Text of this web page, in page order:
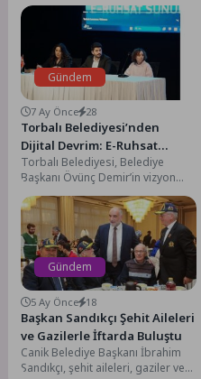
Gündem
7 Ay Önce 28
Torbalı Belediyesi’nden
Dijital Devrim: E-Ruhsat
Dönemi
Torbalı Belediyesi, Belediye
Başkanı Övünç Demir’in vizyon
projeleri arasında yer alan Smart
Torbalı kapsamında geliştirilen...
Gündem
5 Ay Önce 18
Başkan Sandıkçı Şehit Aileleri
ve Gazilerle İftarda Buluştu
Canik Belediye Başkanı İbrahim
Sandıkçı, şehit aileleri, gaziler ve